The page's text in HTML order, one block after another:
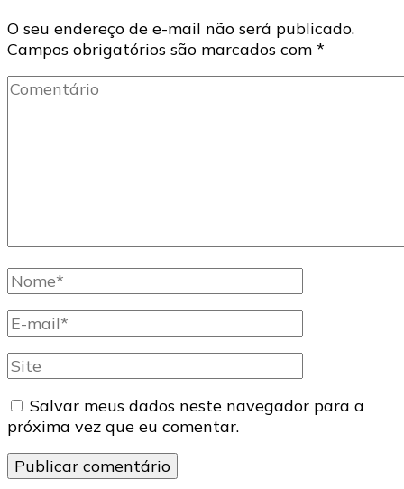
O seu endereço de e-mail não será publicado.
Campos obrigatórios são marcados com *
Comentário
Nome
completo
E-
mail
Site
Salvar meus dados neste navegador para a
próxima vez que eu comentar.